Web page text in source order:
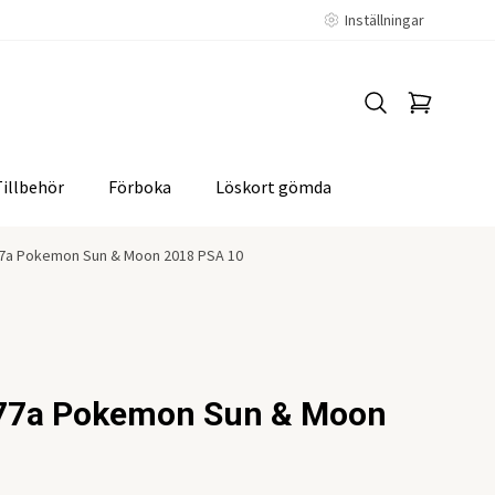
Inställningar
Förboka Löskort gömda
Pokemon Sun & Moon 2018 PSA 10
Pokemon Sun & Moon